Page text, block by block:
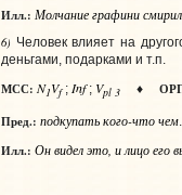
Илл.: Молчание графини
6) Человек влияет на
деньгами, подарками и т.п.
МСС: N1Vf;Inf;Vpl 3 ♦
Пред.: подкупатького-что чем.
Илл.: Он видел это, и лицо его